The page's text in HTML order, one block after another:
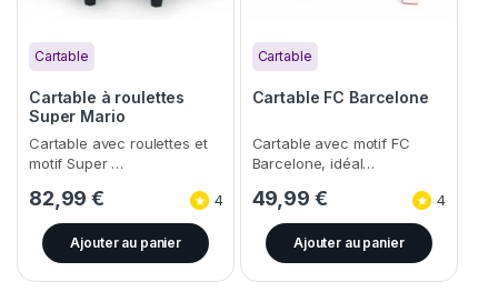
Cartable
Cartable à roulettes
Super Mario
Cartable avec roulettes et
motif Super …
82,99€ 4
Ajouter au panier
Cartable
Cartable FC Barcelone
Cartable avec motif FC
Barcelone, idéal…
49,99 € 4
Ajouter au panier